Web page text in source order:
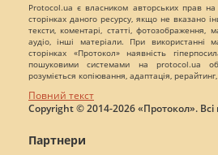
Protocol.ua є власником авторських прав
сторінках даного ресурсу, якщо не вказано
тексти, коментарі, статті, фотозображення,
аудіо, інші матеріали. При використанні
сторінках «Протокол» наявність
пошуковими системами на protocol.ua
розуміється копіювання, адаптація,
Повний текст
Copyright © 2014-2026 «Протокол».
Партнери